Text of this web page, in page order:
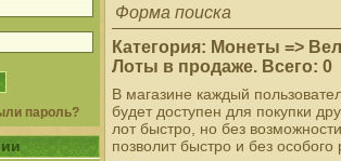
пароль?
Форма поиска
Категория: Монеты =>
Лоты в продаже. Всего: 0
В магазине каждый
будет доступен для покупки
лот быстро, но без
позволит быстро и без